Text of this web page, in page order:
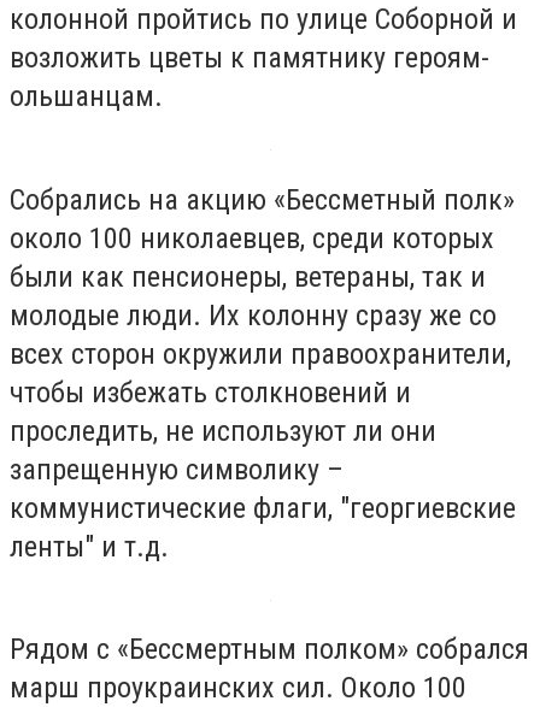
колонной пройтись по улице Соборной и
возложить цветы к памятнику героям-
ольшанцам.
Собрались на акцию «Бессметный полк»
около 100 николаевцев, среди которых
были как пенсионеры, ветераны, так и
молодые люди. Их колонну сразу же со
всех сторон окружили правоохранители,
чтобы избежать столкновений и
проследить, не используют ли они
запрещенную символику –
коммунистические флаги, "георгиевские
ленты" и т.д.
Рядом с «Бессмертным полком» собрался
марш проукраинских сил. Около 100